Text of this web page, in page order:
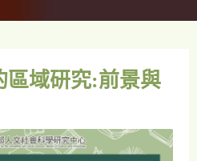
區域研究:前景與